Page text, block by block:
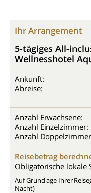
Ihr Arrangement
5-tägiges All-
Wellnesshotel
Ankunft:
Abreise:
Anzahl Erwachsene:
Anzahl Einzelzimmer:
Anzahl
Reisebetrag
Obligatorische lokale
Auf Grundlage Ihrer
Nacht)